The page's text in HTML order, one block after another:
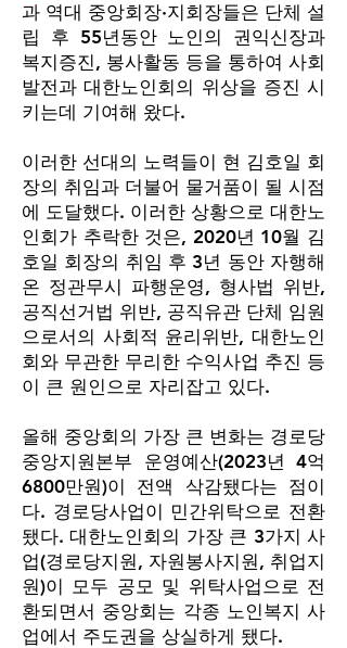
과 역대 중앙회장·지회장들은 단체 설
립 후 55년동안 노인의 권익신장과
복지증진, 봉사활동 등을 통하여 사회
발전과 대한노인회의 위상을 증진 시
키는데 기여해 왔다.
이러한 선대의 노력들이 현 김호일 회
장의 취임과 더불어 물거품이 될 시점
에 도달했다. 이러한 상황으로 대한노
인회가 추락한 것은, 2020년 10월 김
호일 회장의 취임 후 3년 동안 자행해
온 정관무시 파행운영, 형사법 위반,
공직선거법 위반, 공직유관 단체 임원
으로서의 사회적 윤리위반, 대한노인
회와 무관한 무리한 수익사업 추진 등
이 큰 원인으로 자리잡고 있다.
올해 중앙회의 가장 큰 변화는 경로당
중앙지원본부 운영예산(2023년 4억
6800만원)이 전액 삭감됐다는 점이
다. 경로당사업이 민간위탁으로 전환
됐다. 대한노인회의 가장 큰 3가지 사
업(경로당지원, 자원봉사지원, 취업지
원)이 모두 공모 및 위탁사업으로 전
환되면서 중앙회는 각종 노인복지 사
업에서 주도권을 상실하게 됐다.